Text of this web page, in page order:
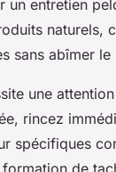
un entretien
naturels,
sans abîmer le
une
rincez
spécifiques
de